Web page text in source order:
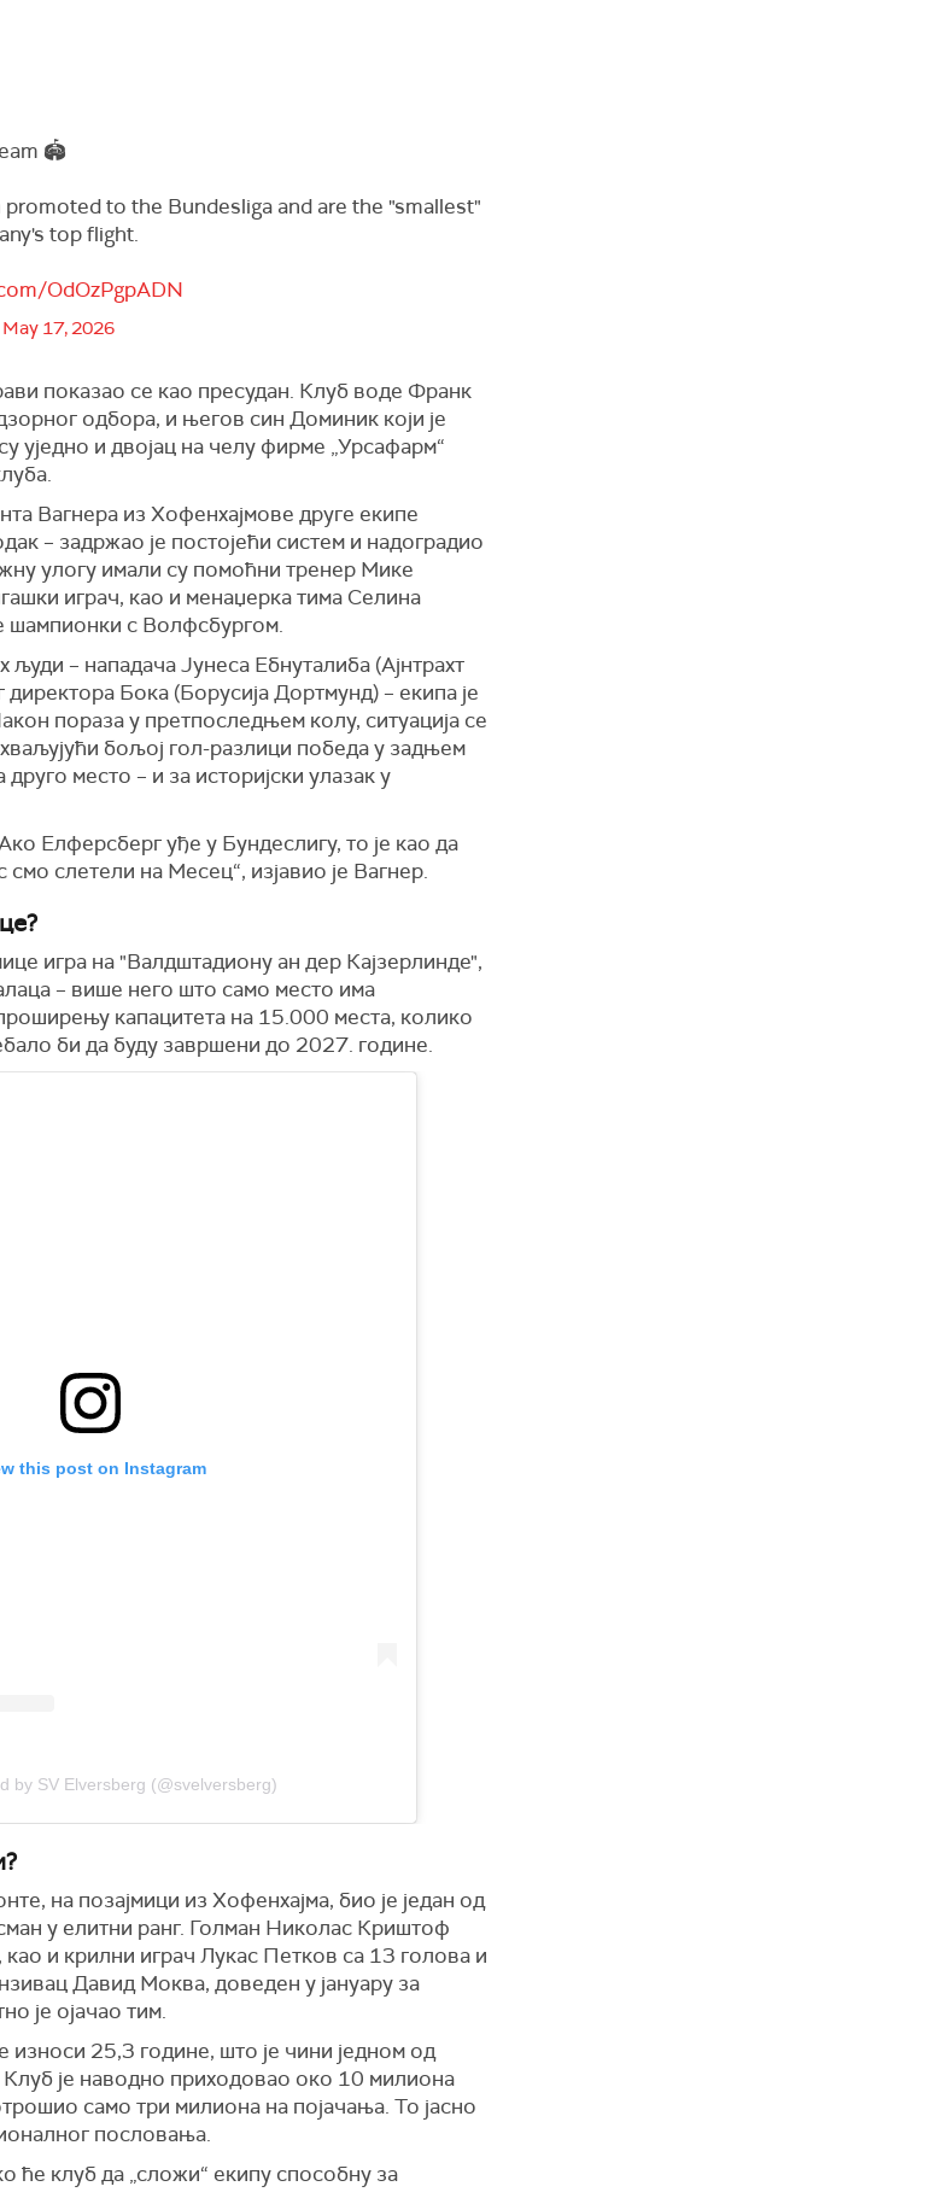
🏟️
promoted to the Bundesliga and are the "smallest"
top flight.
OdOzPgpADN
May 17, 2026
показао се као пресудан. Клуб воде Франк
одбора, и његов син Доминик који је
уједно и двојац на челу фирме „Урсафарм“
Вагнера из Хофенхајмове друге екипе
– задржао је постојећи систем и надоградио
улогу имали су помоћни тренер Мике
играч, као и менаџерка тима Селина
шампионки с Волфсбургом.
– нападача Јунеса Ебнуталиба (Ајнтрахт
Бока (Борусија Дортмунд) – екипа је
пораза у претпоследњем колу, ситуација се
бољој гол-разлици победа у задњем
место – и за историјски улазак у
Елферсберг уђе у Бундеслигу, то је као да
слетели на Месец“, изјавио је Вагнер.
игра на "Валдштадиону ан дер Кајзерлинде",
– више него што само место има
капацитета на 15.000 места, колико
би да буду завршени до 2027. године.
this post on Instagram
by SV Elversberg (@svelversberg)
на позајмици из Хофенхајма, био је један од
у елитни ранг. Голман Николас Криштоф
као и крилни играч Лукас Петков са 13 голова и
Давид Моква, доведен у јануару за
је ојачао тим.
износи 25,3 године, што је чини једном од
Клуб је наводно приходовао око 10 милиона
само три милиона на појачања. То јасно
пословања.
ће клуб да „сложи“ екипу способну за